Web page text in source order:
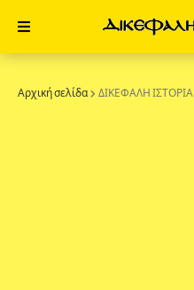
Αρχική σελίδα ΔΙΚΕΦΑΛΗ ΙΣΤΟΡΙΑ